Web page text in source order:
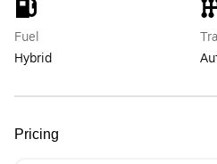
Fuel
Hybrid
Pricing